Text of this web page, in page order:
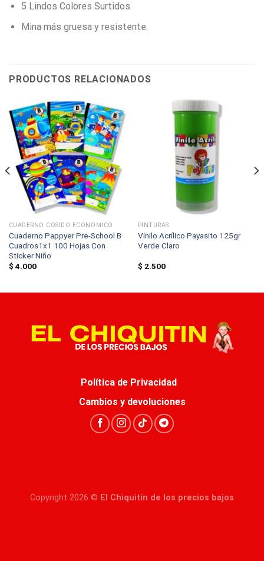
5 Lindos Colores Surtidos.
Mina más gruesa y resistente.
PRODUCTOS RELACIONADOS
CUADERNO COSIDO ECONÓMICO
Cuaderno Pappyer Pre-School B
Cuadros1x1 100 Hojas Con
Sticker Niño
$ 4.000
PINTURAS
Vinilo Acrílico Payasito 125gr
Verde Claro
$ 2.500
Política de Privacidad
Cambios y devoluciones
Copyright 2026 © El Chiquitín de los precios bajos